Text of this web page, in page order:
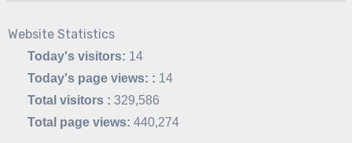
Website Statistics
Today's visitors: 14
Today's page views: : 14
Total visitors :329,586
Total page views:440,274